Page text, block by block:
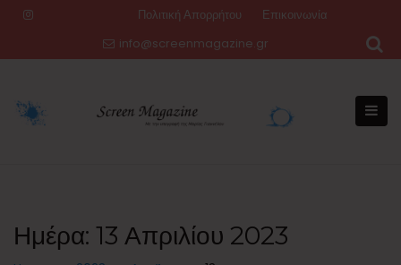
Πολιτική Απορρήτου
Επικοινωνία
info@screenmagazine.gr
Ημέρα: 13 Απριλίου 2023